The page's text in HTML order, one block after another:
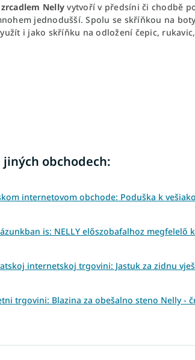
Nelly vytvoří v předsíni či chodbě
jednodušší. Spolu se skříňkou na
i jako skříňku na odložení čepic,
obchodech:
internetovom obchode: Poduška k
is: NELLY előszobafalhoz megfelelő
internetskoj trgovini: Jastuk za zidnu
trgovini: Blazina za obešalno steno Nelly -